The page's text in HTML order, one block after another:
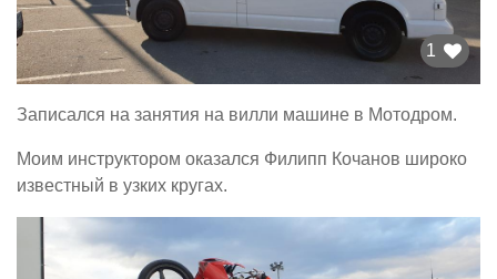
1
Записался на занятия на вилли машине в Мотодром.
Моим инструктором оказался Филипп Кочанов широко
известный в узких кругах.